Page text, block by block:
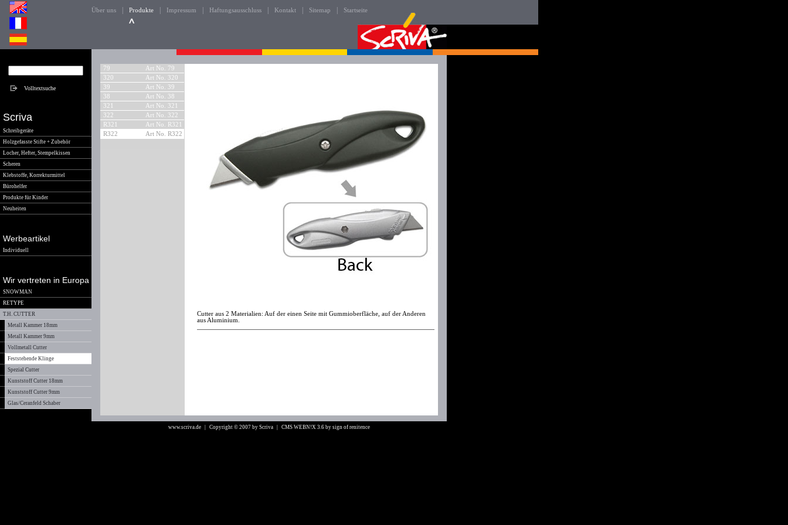
Über uns Produkte Impressum Haftungsausschluss Kontakt Sitemap Startseite
Scriva
Schreibgeräte
Holzgefasste Stifte + Zubehör
Locher, Hefter, Stempelkissen
Scheren
Klebstoffe, Korrekturmittel
Bürohelfer
Produkte für Kinder
Neuheiten
Werbeartikel
Individuell
Wir vertreten in Europa
SNOWMAN
RETYPE
T.H. CUTTER
Metall Kammer 18mm
Metall Kammer 9mm
Vollmetall Cutter
Feststehende Klinge
Spezial Cutter
Kunststoff Cutter 18mm
Kunststoff Cutter 9mm
Glas/Ceranfeld Schaber
79
Art No. 79
320
Art No. 320
39
Art No. 39
38
Art No. 38
321
Art No. 321
322
Art No. 322
R321
Art No. R321
R322
Art No. R322
Cutter aus 2 Materialien: Auf der einen Seite mit Gummioberfläche, auf der Anderen
aus Aluminium.
www.scriva.de | Copyright © 2007 by Scriva | CMS WEBN!X 3.6 by sign of renitence